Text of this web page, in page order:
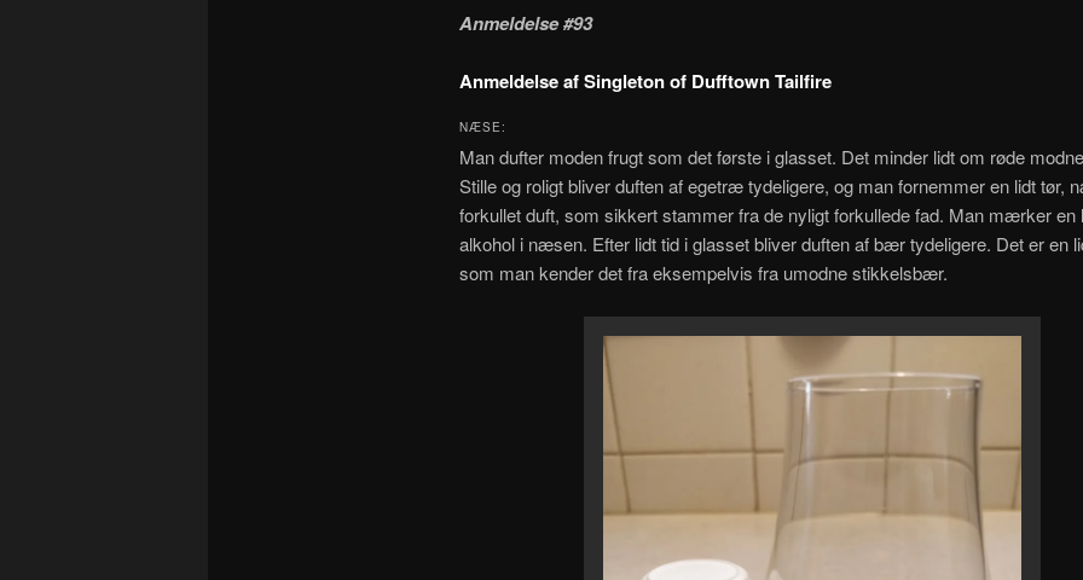
Anmeldelse #93
Anmeldelse af Singleton of Dufftown Tailfire
NÆSE:
Man dufter moden frugt som det første i glasset. Det minder lidt om røde
Stille og roligt bliver duften af egetræ tydeligere, og man fornemmer en lidt tør,
forkullet duft, som sikkert stammer fra de nyligt forkullede fad. Man mærker en
alkohol i næsen. Efter lidt tid i glasset bliver duften af bær tydeligere. Det er en
som man kender det fra eksempelvis fra umodne stikkelsbær.